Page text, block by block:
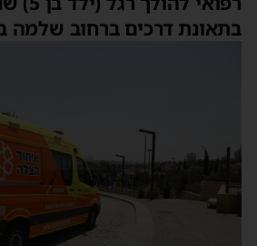
בתאונת דרכים ברחוב שלמה